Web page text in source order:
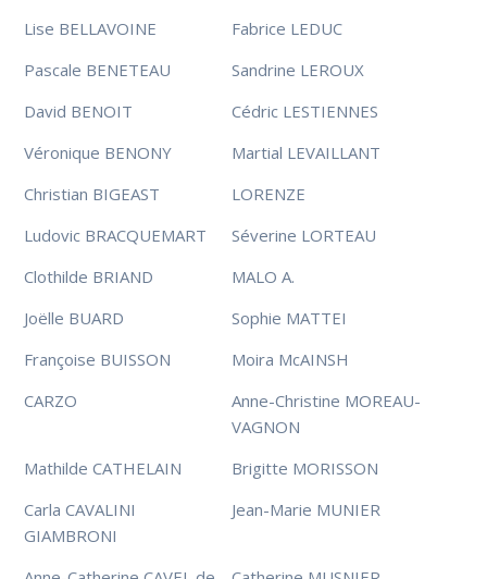
Lise BELLAVOINE
Fabrice LEDUC
Pascale BENETEAU
Sandrine LEROUX
David BENOIT
Cédric LESTIENNES
Véronique BENONY
Martial LEVAILLANT
Christian BIGEAST
LORENZE
Ludovic BRACQUEMART
Séverine LORTEAU
Clothilde BRIAND
MALO A.
Joëlle BUARD
Sophie MATTEI
Françoise BUISSON
Moira McAINSH
CARZO
Anne-Christine MOREAU-
VAGNON
Mathilde CATHELAIN
Brigitte MORISSON
Carla CAVALINI
GIAMBRONI
Jean-Marie MUNIER